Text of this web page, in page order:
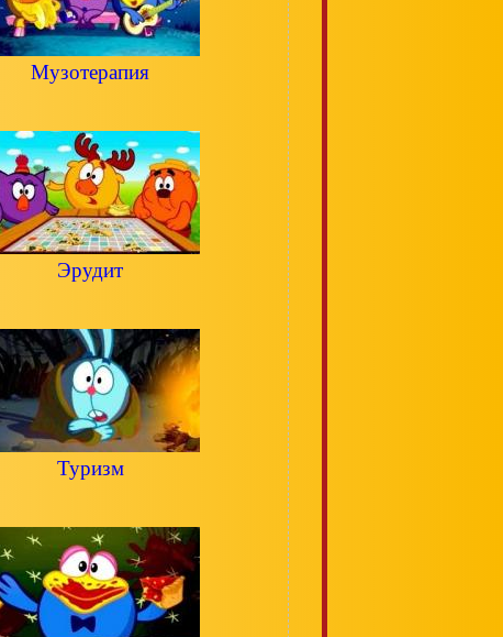
Музотерапия
Эрудит
Туризм